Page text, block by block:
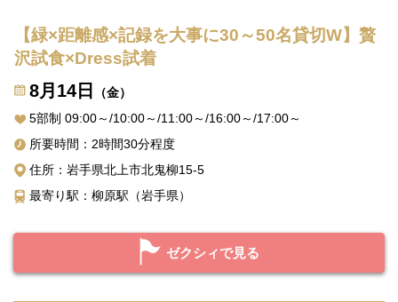
【緑×距離感×記録を大事に30～50名貸切W】贅
沢試食×Dress試着
8月14日
（金）
5部制 09:00～/10:00～/11:00～/16:00～/17:00～
所要時間：2時間30分程度
住所：岩手県北上市北鬼柳15-5
最寄り駅：柳原駅（岩手県）
ゼクシィで見る